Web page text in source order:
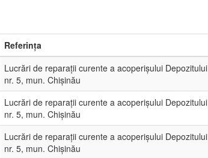
Referința
Lucrări de reparații curente a acoperișului Depozitului
nr. 5, mun. Chișinău
Lucrări de reparații curente a acoperișului Depozitului
nr. 5, mun. Chișinău
Lucrări de reparații curente a acoperișului Depozitului
nr. 5, mun. Chișinău